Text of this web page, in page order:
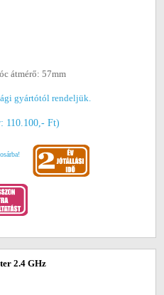
átmérő: 57mm
gyártótól rendeljük.
110.100,- Ft)
2.4 GHz